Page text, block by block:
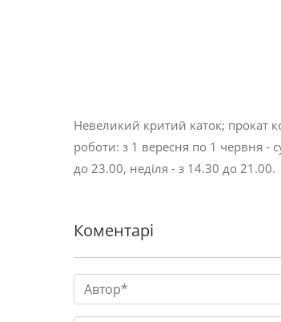
Невеликий критий каток; прокат
роботи: з 1 вересня по 1 червня -
до 23.00, неділя - з 14.30 до 21.00.
Коментарі